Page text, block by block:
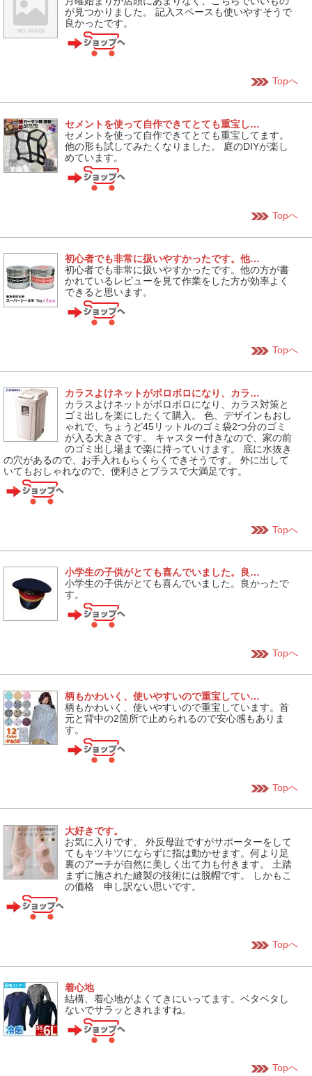
が見つかりました。 記入スペースも使いやすそうで
良かったです。
Topへ
セメントを使って自作できてとても重宝し…
セメントを使って自作できてとても重宝してます。
他の形も試してみたくなりました。 庭のDIYが楽し
めています。
Topへ
初心者でも非常に扱いやすかったです。他…
初心者でも非常に扱いやすかったです。他の方が書
かれているレビューを見て作業をした方が効率よく
できると思います。
Topへ
カラスよけネットがボロボロになり、カラ…
カラスよけネットがボロボロになり、カラス対策と
ゴミ出しを楽にしたくて購入。 色、デザインもおし
ゃれで、ちょうど45リットルのゴミ袋2つ分のゴミ
が入る大きさです。 キャスター付きなので、家の前
のゴミ出し場まで楽に持っていけます。 底に水抜き
の穴があるので、お手入れもらくらくできそうです。 外に出して
いてもおしゃれなので、便利さとプラスで大満足です。
Topへ
小学生の子供がとても喜んでいました。良…
小学生の子供がとても喜んでいました。良かったで
す。
Topへ
柄もかわいく、使いやすいので重宝してい…
柄もかわいく、使いやすいので重宝しています。首
元と背中の2箇所で止められるので安心感もありま
す。
Topへ
大好きです。
お気に入りです。 外反母趾ですがサポーターをして
てもキツキツにならずに指は動かせます。何より足
裏のアーチが自然に美しく出て力も付きます。 土踏
まずに施された縫製の技術には脱帽です。 しかもこ
の価格 申し訳ない思いです。
Topへ
着心地
結構、着心地がよくてきにいってます。ベタベタし
ないでサラッときれますね。
Topへ